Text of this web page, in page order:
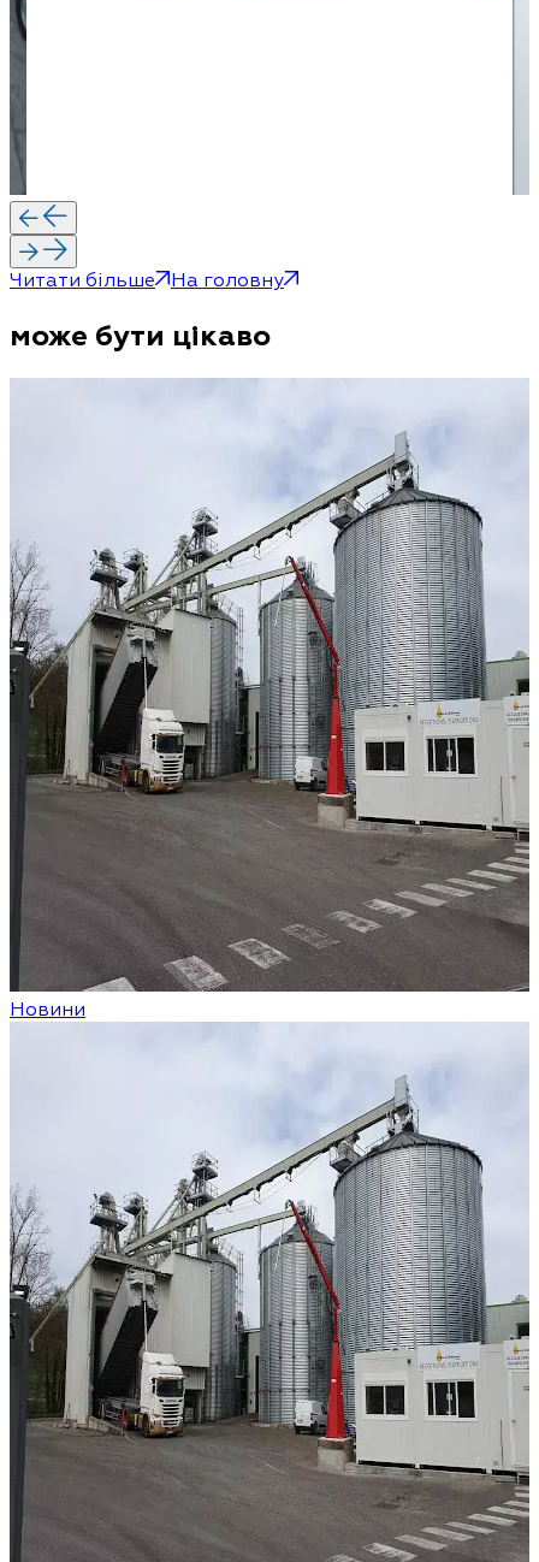
Читати більше На головну
може бути цікаво
Новини